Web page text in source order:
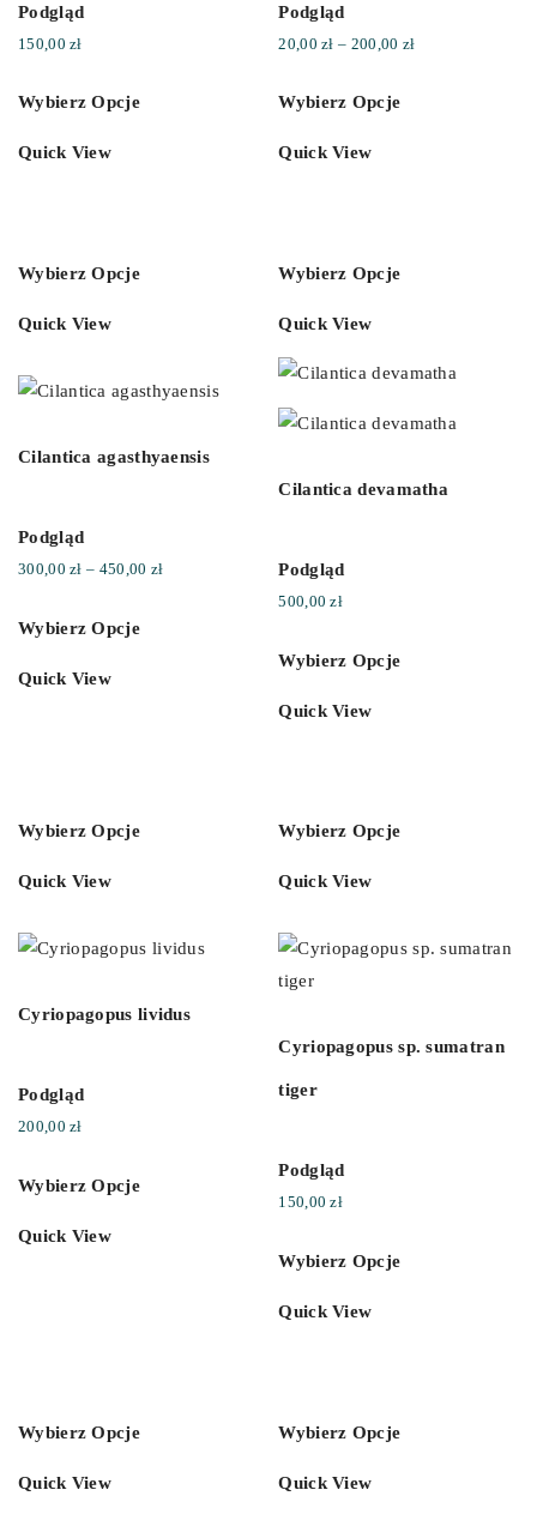
Cart
Podgląd
150,00zł
Wybierz Opcje
Quick View
Podgląd
20,00zł – 200,00 złZakres
Wybierz Opcje
Quick View
Wybierz Opcje
Quick View
Cilantica agasthyaensis
Podgląd
300,00zł – 450,00 złZakres
Wybierz Opcje
Quick View
Wybierz Opcje
Quick View
Cilantica devamatha
Podgląd
500,00zł
Wybierz Opcje
Quick View
Wybierz Opcje
Quick View
Cyriopagopus lividus
Podgląd
200,00zł
Wybierz Opcje
Quick View
Wybierz Opcje
Quick View
Cyriopagopus sp. sumatran
tiger
Podgląd
150,00zł
Wybierz Opcje
Quick View
Wybierz Opcje
Quick View
Wybierz Opcje
Quick View